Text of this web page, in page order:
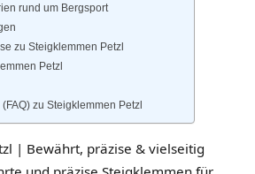
rund um Bergsport
zu Steigklemmen Petzl
Petzl
zu Steigklemmen Petzl
| Bewährt, präzise & vielseitig